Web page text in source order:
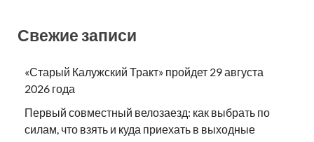
Свежие записи
«Старый Калужский Тракт» пройдет 29 августа
2026 года
Первый совместный велозаезд: как выбрать по
силам, что взять и куда приехать в выходные